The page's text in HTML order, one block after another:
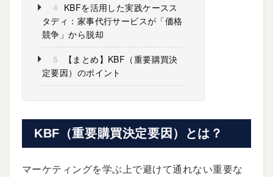
4 KBFを活用した実践ケースス
タディ：家事代行サービスが「価格
競争」から脱却
5
【まとめ】KBF（重要購買決
定要因）のポイント
KBF（重要購買決定要因）とは？
マーケティングを学ぶ上で避けて通れない重要な